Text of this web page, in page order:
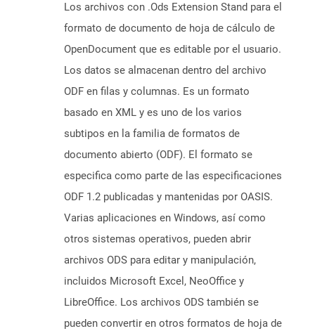
Los archivos con .Ods Extension Stand para el
formato de documento de hoja de cálculo de
OpenDocument que es editable por el usuario.
Los datos se almacenan dentro del archivo
ODF en filas y columnas. Es un formato
basado en XML y es uno de los varios
subtipos en la familia de formatos de
documento abierto (ODF). El formato se
especifica como parte de las especificaciones
ODF 1.2 publicadas y mantenidas por OASIS.
Varias aplicaciones en Windows, así como
otros sistemas operativos, pueden abrir
archivos ODS para editar y manipulación,
incluidos Microsoft Excel, NeoOffice y
LibreOffice. Los archivos ODS también se
pueden convertir en otros formatos de hoja de